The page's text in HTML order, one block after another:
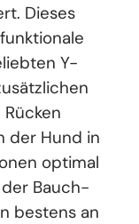
Dieses
Y-
der Hund in
optimal
Bauch-
bestens an